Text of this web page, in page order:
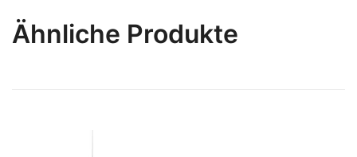
Ähnliche Produkte